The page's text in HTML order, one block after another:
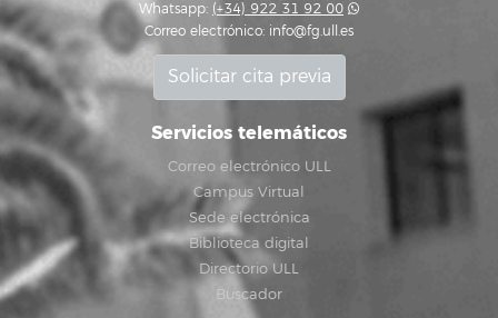
Whatsapp: (+34) 922 31 92 00
Correo electrónico: info@fg.ull.es
Solicitar cita previa
Servicios telemáticos
Correo electrónico ULL
Campus Virtual
Sede electrónica
Biblioteca digital
Directorio ULL
Buscador